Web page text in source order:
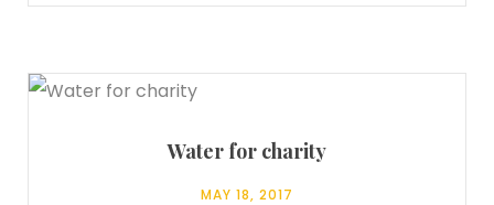
Water for charity
MAY 18, 2017